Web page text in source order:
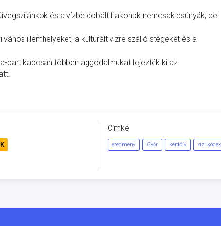
és a vízbe dobált flakonok nemcsak csúnyák, de
illemhelyeket, a kulturált vízre szálló stégeket és a
part kapcsán többen aggodalmukat fejezték ki az
Címke
eredmény Győr kérdőív vízi kódex